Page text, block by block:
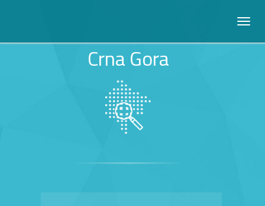
Crna Gora